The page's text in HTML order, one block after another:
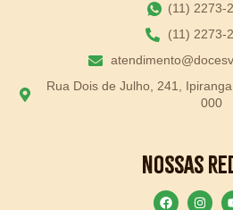
(11) 2273-
(11) 2273-
Rua Dois de Julho, 241,
000
Nossas